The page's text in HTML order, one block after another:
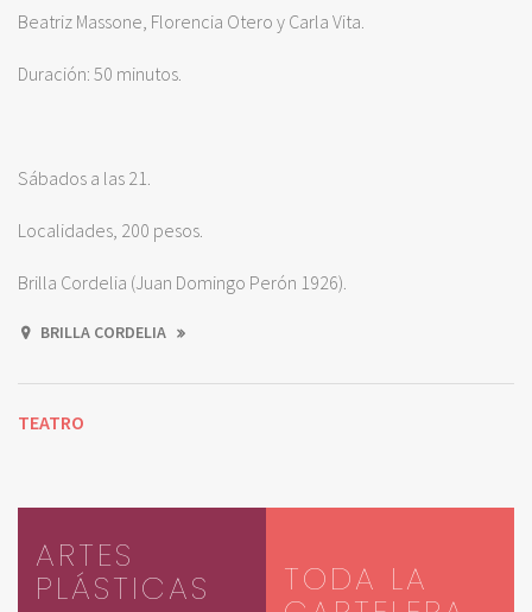
Beatriz Massone, Florencia Otero y Carla Vita.
Duración: 50 minutos.
Sábados a las 21.
Localidades, 200 pesos.
Brilla Cordelia (Juan Domingo Perón 1926).
BRILLA CORDELIA
TEATRO
ARTES
PLÁSTICAS TODA LA